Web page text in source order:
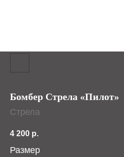
Бомбер Стрела «Пилот»
Стрела
4 200 р.
Размер